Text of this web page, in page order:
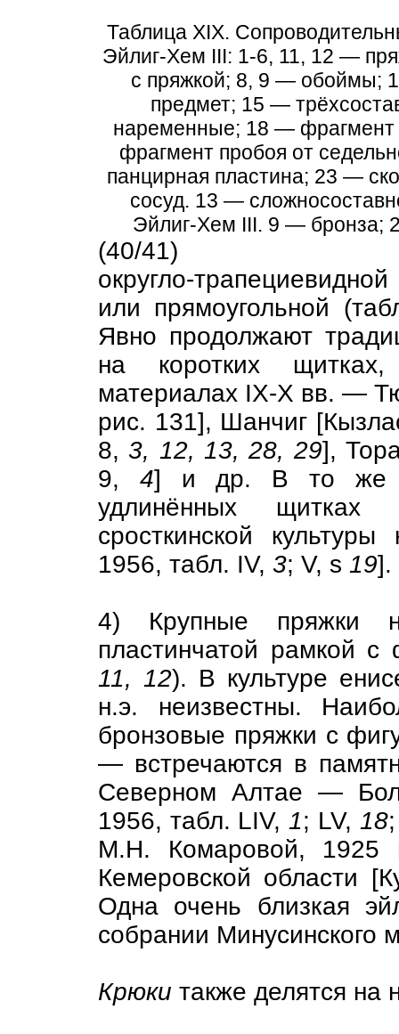
Таблица XIX.
Эйлиг-Хем III: 1-6, 11, 12 —
с пряжкой; 8, 9 — обоймы;
предмет; 15 —
наременные; 18 — фрагмент
фрагмент пробоя от
панцирная пластина; 23 —
сосуд. 13 —
Эйлиг-Хем III. 9 — бронза;
(40/41)
округло-
или прямоугольной
Явно продолжают
на коротких
материалах IX-X вв. —
рис. 131], Шанчиг
8,3, 12, 13, 28, 29],
9, 4] и др. В то же
удлинённых щитках
сросткинской
1956, табл. IV, 3; V, s 19].
4) Крупные пряжки
пластинчатой рамкой
11, 12). В культуре
н.э. неизвестны.
бронзовые пряжки с
— встречаются в
Северном Алтае —
1956, табл. LIV, 1; LV, 18
М.Н. Комаровой,
Кемеровской области
Одна очень близкая
собрании Минусинского
Крюки также делятся на